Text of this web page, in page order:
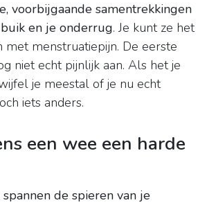
voorbijgaande samentrekkingen
en je onderrug. Je kunt ze het
met menstruatiepijn. De eerste
niet echt pijnlijk aan. Als het je
je meestal of je nu echt
iets anders.
een wee een harde
de spieren van je